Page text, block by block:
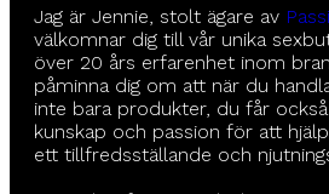
Jag är Jennie, stolt ägare av
välkomnar dig till vår unika
över 20 års erfarenhet inom
påminna dig om att när du
inte bara produkter, du får
kunskap och passion för att
ett tillfredsställande och